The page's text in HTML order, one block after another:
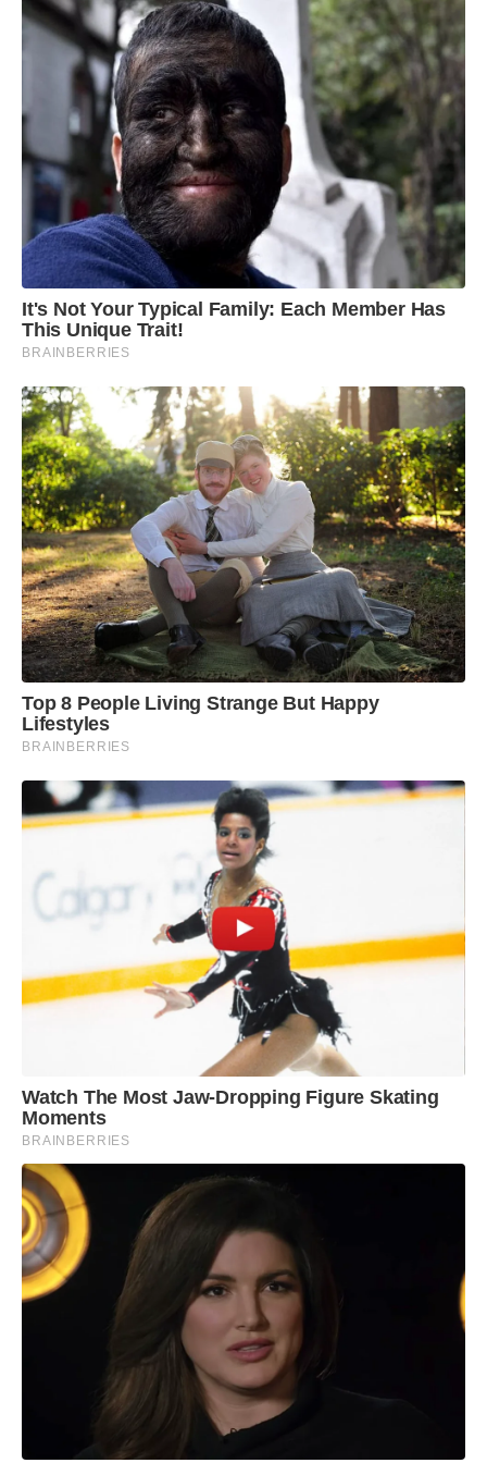
local. À noite, os shows de Raquel Moreira, Graci
Bombom e Ana Santiago (Pagodim Delas)
fecharam o Ayeye em clima de festa e
pertencimento.
It's Not Your Typical Family: Each Member Has
This Unique Trait!
BRAINBERRIES
Top 8 People Living Strange But Happy
Lifestyles
BRAINBERRIES
Watch The Most Jaw‑Dropping Figure Skating
Moments
BRAINBERRIES